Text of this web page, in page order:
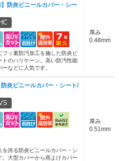
】防炎ビニールカバー・シー
フッ素防汚加工を施した防炎ビ
トのハリケーン。高い防汚性能
などに人気です。
厚み
0.48mm
防炎ビニールカバー・シート/
を誇る防炎ビニールカバー・シ
。大型カバーから雨よけカバー
厚み
0.51mm